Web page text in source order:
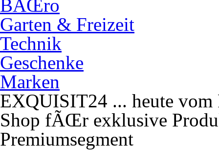
BÃŒro
Garten & Freizeit
Technik
Geschenke
Marken
EXQUISIT24 ... heute vom
Shop fÃŒr exklusive
Premiumsegment